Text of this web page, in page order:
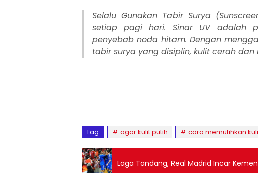
Selalu Gunakan Tabir Surya
setiap pagi hari. Sinar UV adalah
penyebab noda hitam. Dengan
tabir surya yang disiplin, kulit cerah
Tag: agar kulit putih cara memutihkan
Laga Tandang, Real Madrid Incar